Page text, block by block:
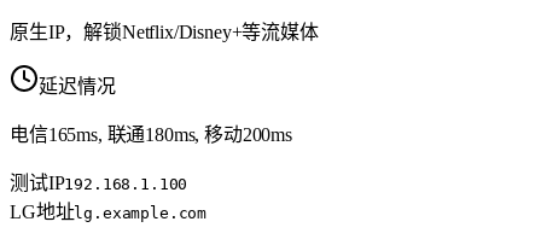
原生IP，解锁Netflix/Disney+等流媒体
延迟情况
电信165ms, 联通180ms, 移动200ms
测试IP192.168.1.100
LG地址lg.example.com